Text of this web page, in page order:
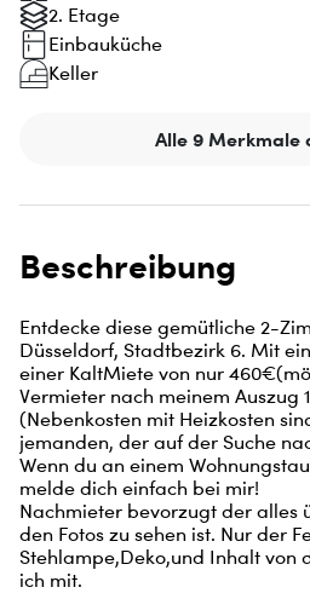
2. Etage
Einbauküche
Keller
Alle 9 Merkmale
Beschreibung
Entdecke diese gemütliche 2-
Düsseldorf, Stadtbezirk 6. Mit
einer KaltMiete von nur
Vermieter nach meinem Auszug
(Nebenkosten mit Heizkosten
jemanden, der auf der Suche
Wenn du an einem
melde dich einfach bei mir!
Nachmieter bevorzugt der alles
den Fotos zu sehen ist. Nur der
Stehlampe,Deko,und Inhalt von
ich mit.